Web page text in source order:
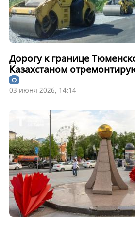
Дорогу к границе
Казахстаном
03 июня 2026, 14:14